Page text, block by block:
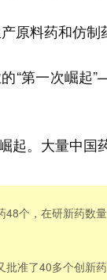
原料药和仿制
“第一次崛
起。大量中国
48个， 在研新药数
批准了40多个创新